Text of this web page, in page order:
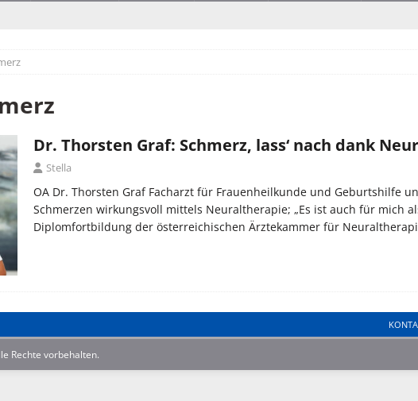
Dr. Thorsten Graf: Schmerz, lass‘ nach dank
Stella
OA Dr. Thorsten Graf Facharzt für Frauenheilkunde und Geburtshilfe
Schmerzen wirkungsvoll mittels Neuraltherapie; „Es ist auch für mich
Diplomfortbildung der österreichischen Ärztekammer für
Rechte vorbehalten.